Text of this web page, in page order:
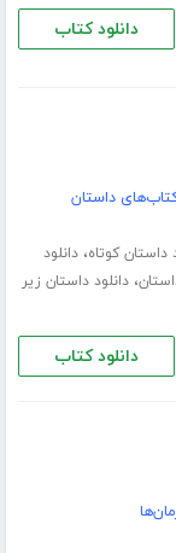
دانلود کتاب
کتاب‌های داستان
داستان کوتاه،دانلود
،دانلود داستان زیر
دانلود کتاب